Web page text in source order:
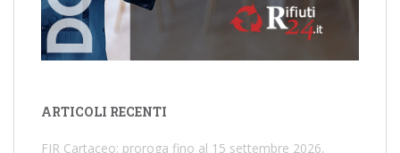
ARTICOLI RECENTI
FIR Cartaceo: proroga fino al 15 settembre 2026,